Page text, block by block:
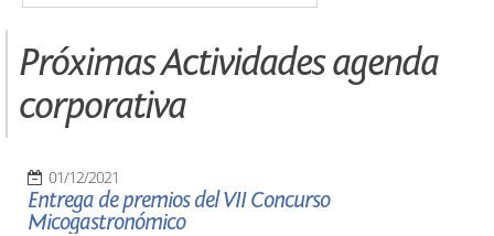
Próximas Actividades agenda
corporativa
01/12/2021
Entrega de premios del VII Concurso
Micogastronómico